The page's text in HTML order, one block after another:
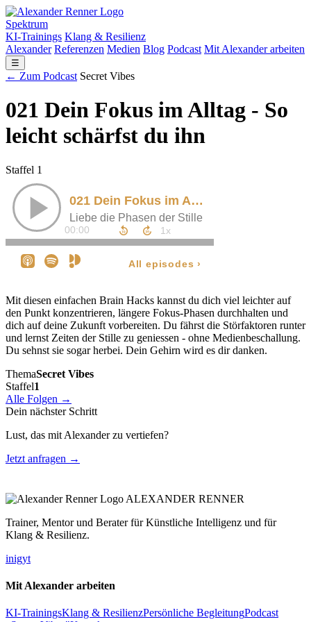
Spektrum
KI-Trainings Klang & Resilienz
Alexander Referenzen Medien Blog Podcast Mit Alexander arbeiten
☰
← Zum Podcast Secret Vibes
021 Dein Fokus im Alltag - So
leicht schärfst du ihn
Staffel 1
Mit diesen einfachen Brain Hacks kannst du dich viel leichter auf
den Punkt konzentrieren, längere Fokus-Phasen durchhalten und
dich auf deine Zukunft vorbereiten. Du fährst die Störfaktoren runter
und lernst Zeiten der Stille zu geniessen - ohne Medienbeschallung.
Du sehnst sie sogar herbei. Dein Gehirn wird es dir danken.
ThemaSecret Vibes
Staffel1
Alle Folgen →
Dein nächster Schritt
Lust, das mit Alexander zu vertiefen?
Jetzt anfragen →
ALEXANDER RENNER
Trainer, Mentor und Berater für Künstliche Intelligenz und für
Klang & Resilienz.
inigyt
Mit Alexander arbeiten
KI-TrainingsKlang & ResilienzPersönliche BegleitungPodcast